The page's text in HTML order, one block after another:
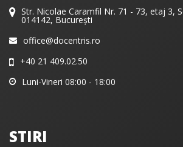
Str. Nicolae Caramfil Nr. 71 - 73, etaj 3,
014142, București
office@docentris.ro
+40 21 409.02.50
Luni-Vineri 08:00 - 18:00
STIRI